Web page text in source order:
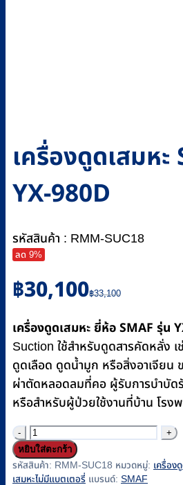
เครื่องดูดเสมหะ
YX-980D
รหัสสินค้า : RMM-SUC18
ลด 9%
฿33,100
Original
price
฿33,100.
฿30,100
Current
price
฿30,100.
เครื่องดูดเสมหะ ยี่ห้อ SMAF รุ่น
Suction ใช้สำหรับดูดสารคัดหลั่ง เ
ดูดเลือด ดูดน้ำมูก หรือสิ่งอาเจียน
ผ่าตัดหลอดลมที่คอ ผู้รับการบำบัด
หรือสำหรับผู้ป่วยใช้งานที่บ้าน โรง
จำนวน
เครื่อง
ดูด
หยิบใส่ตะกร้า
รหัสสินค้า: RMM-SUC18 หมวดหมู่: เครื่อง
เสมหะไม่มีแบตเตอรี่ แบรนด์: SMAF